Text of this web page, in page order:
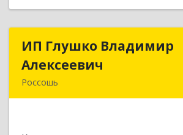
ИП Глушко Владимир
Алексеевич
Россошь
ИП Глушко